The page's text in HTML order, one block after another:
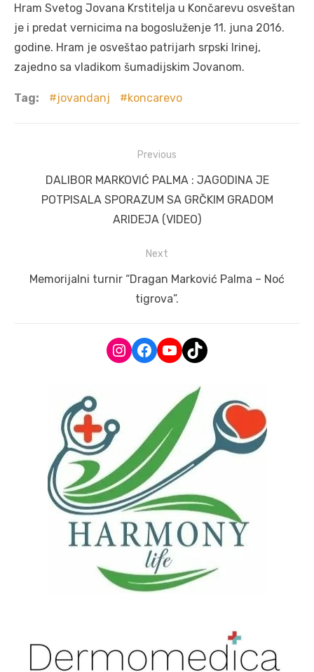
Hram Svetog Jovana Krstitelja u Končarevu osveštan
je i predat vernicima na bogosluženje 11. juna 2016.
godine. Hram je osveštao patrijarh srpski Irinej,
zajedno sa vladikom šumadijskim Jovanom.
Tag: jovandanj koncarevo
navigation
Previous
Previous
post:
DALIBOR MARKOVIĆ PALMA : JAGODINA JE
POTPISALA SPORAZUM SA GRČKIM GRADOM
ARIDEJA (VIDEO)
Next
Next
Memorijalni turnir “Dragan Marković Palma – Noć
tigrova”.
Instagram
Facebook
YouTube
TikTok